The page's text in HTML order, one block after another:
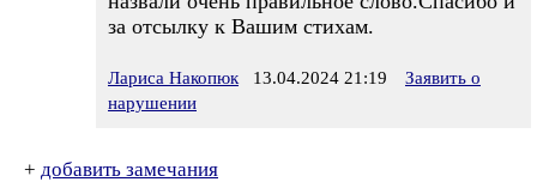
за отсылку к Вашим стихам.
Лариса Накопюк 13.04.2024 21:19
Заявить о
нарушении
+ добавить замечания